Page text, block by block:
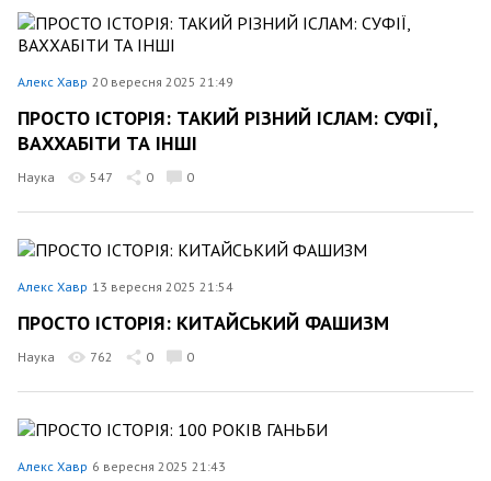
Алекс Хавр 20 вересня 2025 21:49
ПРОСТО ІСТОРІЯ: ТАКИЙ РІЗНИЙ ІСЛАМ: СУФІЇ,
ВАХХАБІТИ ТА ІНШІ
Наука 547 0 0
Алекс Хавр 13 вересня 2025 21:54
ПРОСТО ІСТОРІЯ: КИТАЙСЬКИЙ ФАШИЗМ
Наука 762 0 0
Алекс Хавр 6 вересня 2025 21:43